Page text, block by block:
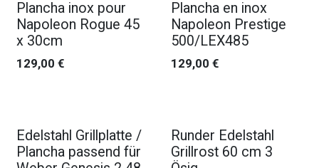
Plancha inox pour
Napoleon Rogue 45
x 30cm
129,00 €
Plancha en inox
Napoleon Prestige
500/LEX485
129,00 €
Edelstahl Grillplatte /
Plancha passend für
Runder Edelstahl
Grillrost 60 cm 3